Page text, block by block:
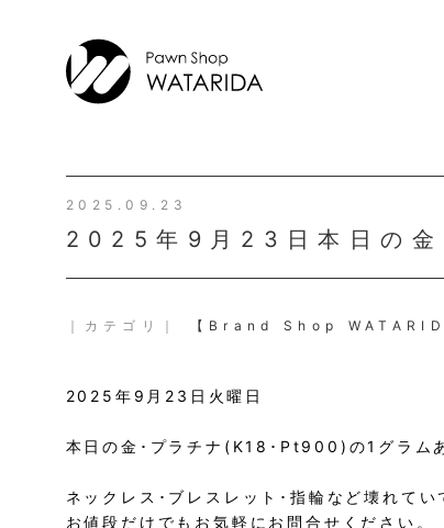
2025.09.23
2025年9月23日本日の金
｜カテゴリ｜ 【Brand Shop
2025年9月23日火曜日
本日の金･プラチナ(K18･Pt900)の1グラム
ネックレス･ブレスレット･指輪など壊れてい
お値段だけでもお気軽にお問合せください。